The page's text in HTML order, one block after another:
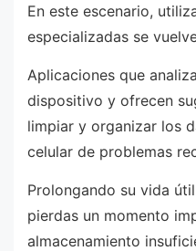
En este escenario,
especializadas se
Aplicaciones que
dispositivo y ofrecen
limpiar y organizar los
celular de problemas
Prolongando su vida
pierdas un momento
almacenamiento